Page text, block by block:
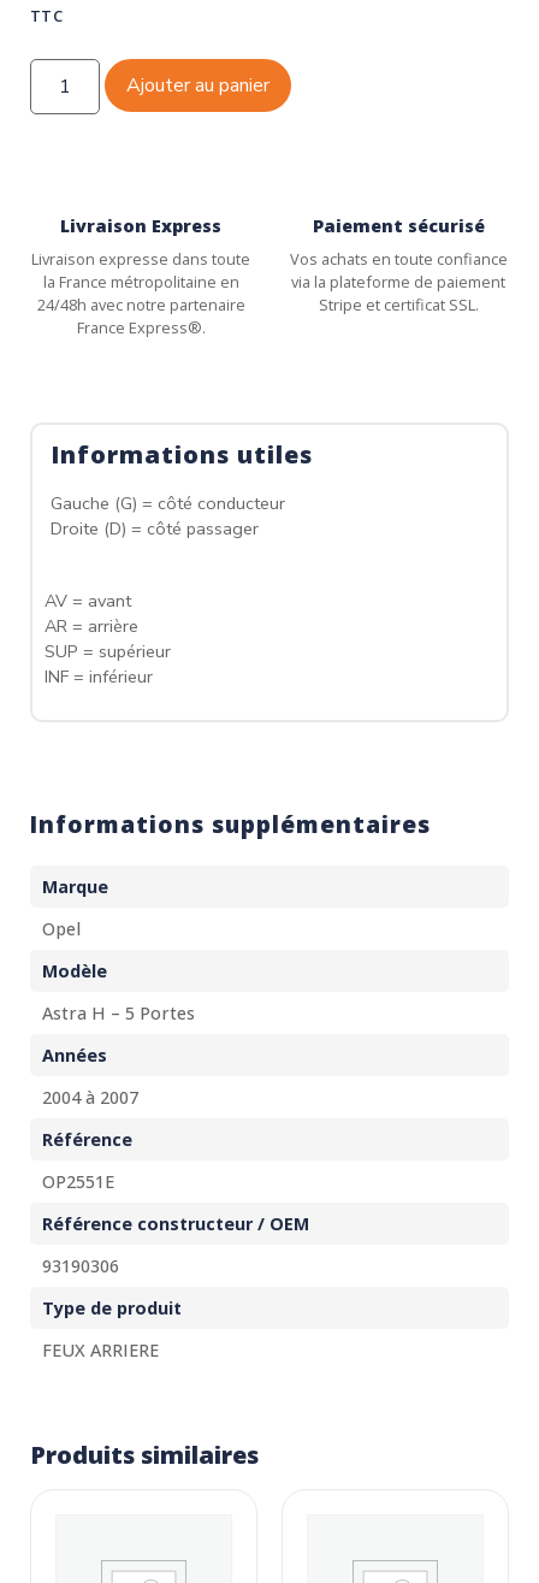
TTC
Ajouter au panier
Livraison Express
Livraison expresse dans toute
la France métropolitaine en
24/48h avec notre partenaire
France Express®.
Paiement sécurisé
Vos achats en toute confiance
via la plateforme de paiement
Stripe et certificat SSL.
Informations utiles
Gauche (G) = côté conducteur
Droite (D) = côté passager
AV = avant
AR = arrière
SUP = supérieur
INF = inférieur
Informations supplémentaires
Marque
Opel
Modèle
Astra H – 5 Portes
Années
2004 à 2007
Référence
OP2551E
Référence constructeur / OEM
93190306
Type de produit
FEUX ARRIERE
Produits similaires